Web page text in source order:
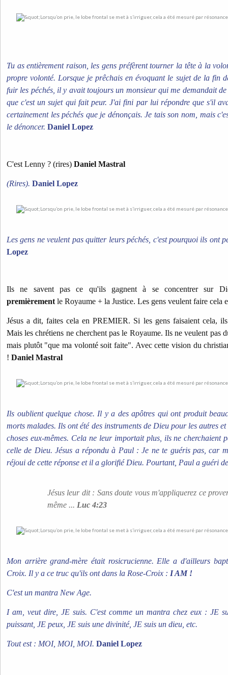
Tu as entièrement raison, les gens préfèrent tourner la tête à la
propre volonté. Lorsque je prêchais en évoquant le sujet de la fin
fuir les péchés, il y avait toujours un monsieur qui me demandait
que c'est un sujet qui fait peur. J'ai fini par lui répondre que s'il
certainement les péchés que je dénonçais.Je tais son nom, mais
le dénoncer. Daniel Lopez
C'est Lenny ? (rires) Daniel Mastral
(Rires). Daniel Lopez
Les gens ne veulent pas quitter leurs péchés, c'est pourquoi ils ont
Lopez
Ils ne savent pas ce qu'ils gagnent à se concentrer sur
premièrement le Royaume + la Justice. Les gens veulent faire cela
Jésus a dit, faites cela en PREMIER. Si les gens faisaient cela,
Mais les chrétiens ne cherchent pas le Royaume. Ils ne veulent pas
mais plutôt "que ma volonté soit faite". Avec cette vision du
! Daniel Mastral
Ils oublient quelque chose. Il y a des apôtres qui ont produit
morts malades. Ils ont été des instruments de Dieu pour les autres
choses eux-mêmes. Cela ne leur importait plus, ils ne cherchaient
celle de Dieu. Jésus a répondu à Paul : Je ne te guéris pas, car
réjoui de cette réponse et il a glorifié Dieu. Pourtant, Paul a guéri
Jésus leur dit : Sans doute vous m'appliquerez ce
même ... Luc 4:23
Mon arrière grand-mère était rosicrucienne. Elle a d'ailleurs
Croix. Il y a ce truc qu'ils ont dans la Rose-Croix : I AM !
C'est un mantra New Age.
I am, veut dire, JE suis. C'est comme un mantra chez eux : JE
puissant, JE peux, JE suis une divinité, JE suis un dieu, etc.
Tout est : MOI, MOI, MOI. Daniel Lopez